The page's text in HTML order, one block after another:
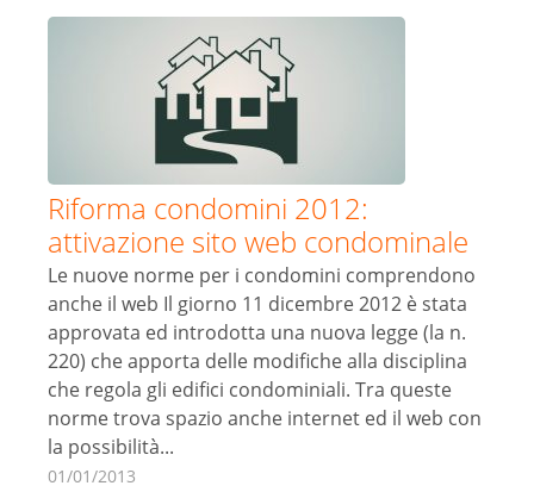
Riforma condomini 2012:
attivazione sito web condominale
Le nuove norme per i condomini comprendono
anche il web Il giorno 11 dicembre 2012 è stata
approvata ed introdotta una nuova legge (la n.
220) che apporta delle modifiche alla disciplina
che regola gli edifici condominiali. Tra queste
norme trova spazio anche internet ed il web con
la possibilità...
01/01/2013